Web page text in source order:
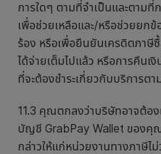
การใดๆ ตามที่จำเป็นและตาม
เพื่อช่วยเหลือและ/หรือช่วยยก
ร้อง หรือเพื่อยืนยันเครดิตภาษี
ได้จ่ายเต็มไปแล้ว หรือการคืนเ
ที่จะต้องชำระเกี่ยวกับบริการ
11.3 คุณตกลงว่าบริษัทอาจต้อง
บัญชี GrabPay Wallet ของคุ
กล่าวให้แก่หน่วยงานทางภาษีไม่